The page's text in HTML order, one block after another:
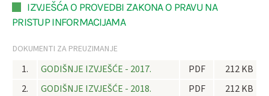
IZVJEŠĆA O PROVEDBI ZAKONA O PRAVU NA
PRISTUP INFORMACIJAMA
DOKUMENTI ZA PREUZIMANJE
1. GODIŠNJE IZVJEŠĆE - 2017. PDF
212 KB
2.
GODIŠNJE IZVJEŠĆE - 2018. PDF
212 KB